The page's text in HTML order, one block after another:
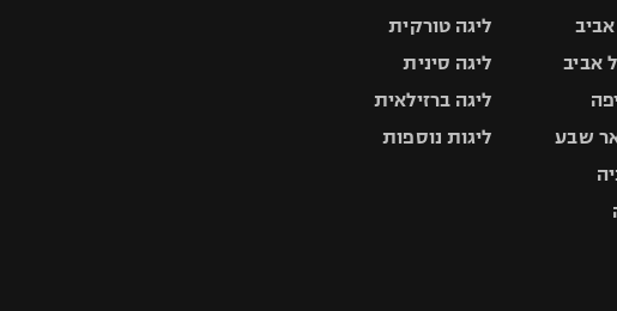
אביב
שבע
ליגה טורקית
ליגה סינית
ליגה ברזילאית
ליגות נוספות